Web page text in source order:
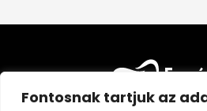
Fontosnak tartjuk az